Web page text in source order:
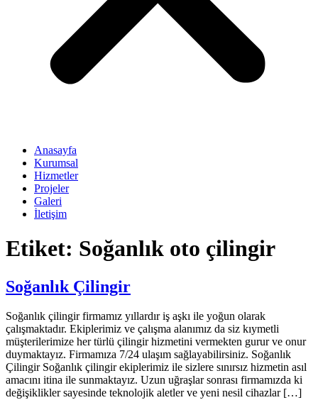
Anasayfa
Kurumsal
Hizmetler
Projeler
Galeri
İletişim
Etiket: Soğanlık oto çilingir
Soğanlık Çilingir
Soğanlık çilingir firmamız yıllardır iş aşkı ile yoğun olarak
çalışmaktadır. Ekiplerimiz ve çalışma alanımız da siz kıymetli
müşterilerimize her türlü çilingir hizmetini vermekten gurur ve onur
duymaktayız. Firmamıza 7/24 ulaşım sağlayabilirsiniz. Soğanlık
Çilingir Soğanlık çilingir ekiplerimiz ile sizlere sınırsız hizmetin asıl
amacını itina ile sunmaktayız. Uzun uğraşlar sonrası firmamızda ki
değişiklikler sayesinde teknolojik aletler ve yeni nesil cihazlar […]